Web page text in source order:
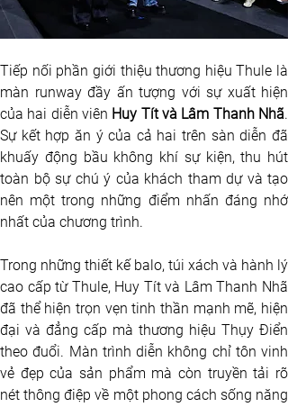
Tiếp nối phần giới thiệu thương hiệu Thule là
màn runway đầy ấn tượng với sự xuất hiện
của hai diễn viên Huy Tít và Lâm Thanh Nhã.
Sự kết hợp ăn ý của cả hai trên sàn diễn đã
khuấy động bầu không khí sự kiện, thu hút
toàn bộ sự chú ý của khách tham dự và tạo
nên một trong những điểm nhấn đáng nhớ
nhất của chương trình.
Trong những thiết kế balo, túi xách và hành lý
cao cấp từ Thule, Huy Tít và Lâm Thanh Nhã
đã thể hiện trọn vẹn tinh thần mạnh mẽ, hiện
đại và đẳng cấp mà thương hiệu Thụy Điển
theo đuổi. Màn trình diễn không chỉ tôn vinh
vẻ đẹp của sản phẩm mà còn truyền tải rõ
nét thông điệp về một phong cách sống năng